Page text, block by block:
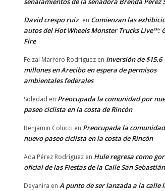
David crespo ruiz en Comienzan las
autos del Hot Wheels Monster Trucks Live™:
Fire
Feizal Marrero Rodriguez en Inversión de $15.6
millones en Arecibo en espera de permisos
ambientales federales
Soledad en Preocupada la comunidad por
paseo ciclista en la costa de Rincón
Benjamin Colucci en Preocupada la
nuevo paseo ciclista en la costa de Rincón
Ada Pérez Rodríguez en Hule regresa como
oficial de las Fiestas de la Calle San
Deyanira en A punto de ser lanzada a la calle